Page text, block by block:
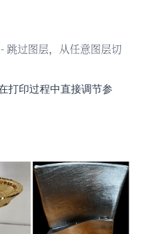
- 跳过图层，从任意图层切
打印过程中直接调节参